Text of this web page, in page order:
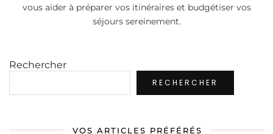
vous aider à préparer vos itinéraires et budgétiser vos
séjours sereinement.
Rechercher
RECHERCHER
VOS ARTICLES PRÉFÉRÉS